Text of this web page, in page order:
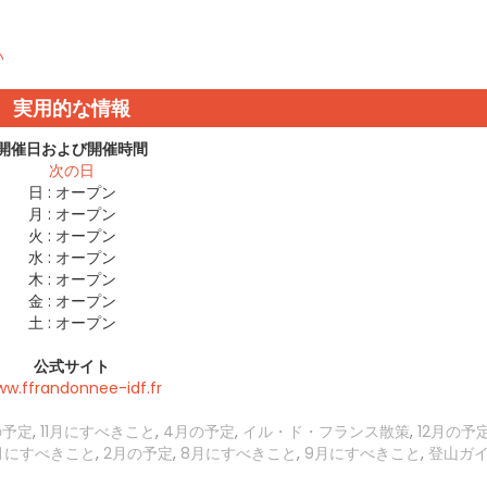
実用的な情報
催日および開催時間
次の日
日 : オープン
月 : オープン
火 : オープン
水 : オープン
木 : オープン
金 : オープン
土 : オープン
公式サイト
idf.fr
定, 11月にすべきこと, 4月の予定, イル・ド・フランス散策, 12月の予
にすべきこと, 2月の予定, 8月にすべきこと, 9月にすべきこと, 登山ガ